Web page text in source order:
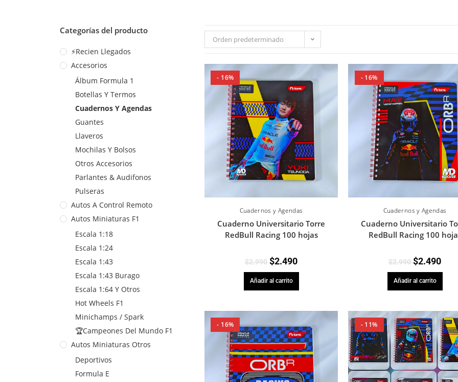
Categorías del producto
⚡Recien Llegados
Accesorios
Álbum Formula 1
Botellas Y Termos
Cuadernos Y Agendas
Guantes
Llaveros
Mochilas Y Bolsos
Otros Accesorios
Parlantes & Audifonos
Pulseras
Autos A Control Remoto
Autos Miniaturas F1
Escala 1:18
Escala 1:24
Escala 1:43
Escala 1:43 Burago
Escala 1:64 Y Otros
Hot Wheels F1
Minichamps / Spark
🏆Campeones Del Mundo F1
Autos Miniaturas Otros
Deportivos
Formula E
Orden predeterminado
- 16%
Cuadernos y Agendas
Cuaderno Universitario Torre
RedBull Racing 100 hojas
$2.990 $2.490
Añadir al carrito
- 16%
Cuadernos y Agendas
Cuaderno Universitario
RedBull Racing 100
$2.990 $2.490
Añadir al carrito
- 16% - 11%